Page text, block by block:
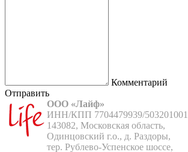
Комментарий
Отправить
ООО «Лайф»
ИНН/КПП 7704479939/503201001
143082, Московская область,
Одинцовский г.о., д. Раздоры,
тер. Рублево-Успенское шоссе,